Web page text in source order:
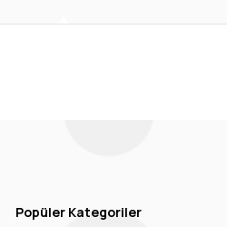
Popüler Kategoriler